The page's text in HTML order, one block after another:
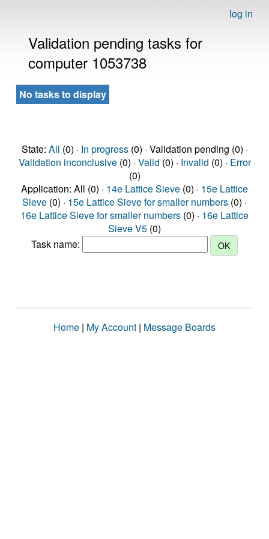
log in
Validation pending tasks for
computer 1053738
No tasks to display
State: All (0) · In progress(0) · Validation pending (0) ·
Validation inconclusive(0) · Valid (0) · Invalid (0) · Error
(0)
Application: All (0) · 14e Lattice Sieve (0) · 15e Lattice
Sieve (0) · 15e Lattice Sieve for smaller numbers (0) ·
16e Lattice Sieve for smaller numbers (0) · 16e Lattice
Sieve V5 (0)
Task name:
Home | My Account | Message Boards